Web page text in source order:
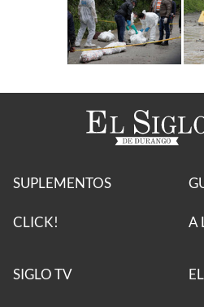
SUPLEMENTOS
CLICK! A
SIGLO TV